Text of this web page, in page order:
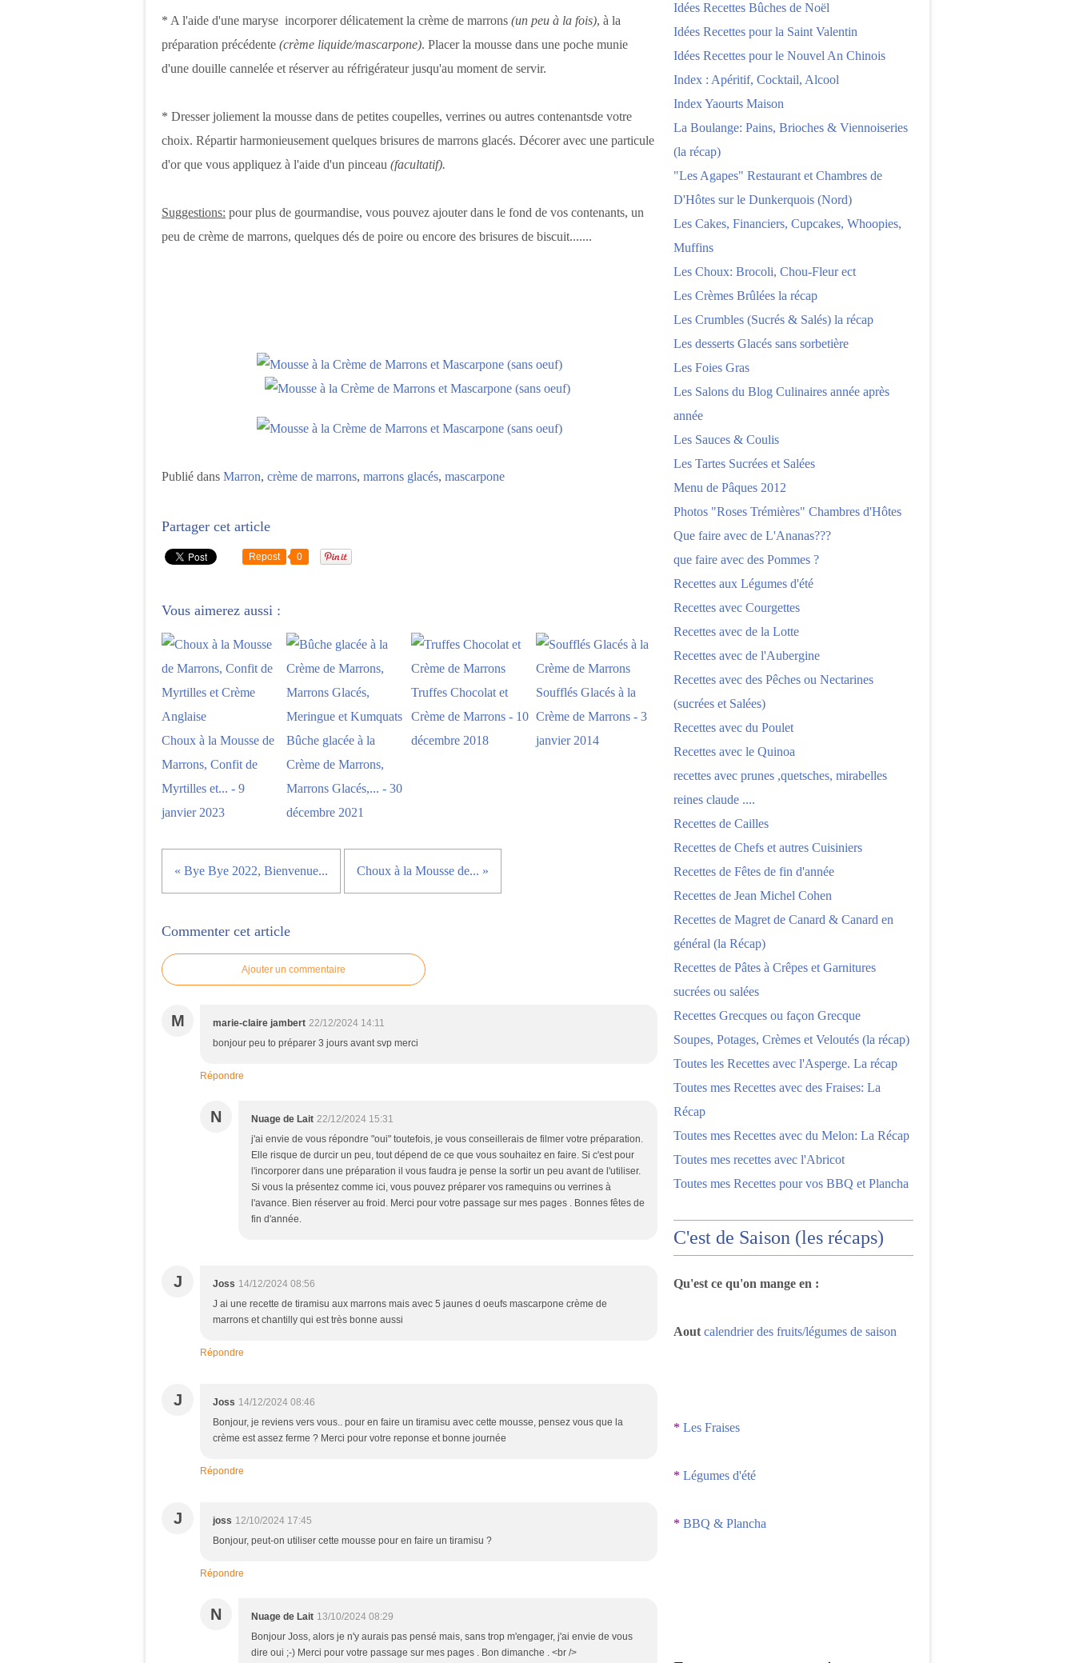
* A l'aide d'une maryse incorporer délicatement la crème de marrons (un peu à la fois), à la
préparation précédente (crème liquide/mascarpone). Placer la mousse dans une poche munie
d'une douille cannelée et réserver au réfrigérateur jusqu'au moment de servir.
* Dresser joliement la mousse dans de petites coupelles, verrines ou autres contenantsde votre
choix. Répartir harmonieusement quelques brisures de marrons glacés. Décorer avec une particule
d'or que vous appliquez à l'aide d'un pinceau (facultatif).
Suggestions: pour plus de gourmandise, vous pouvez ajouter dans le fond de vos contenants, un
peu de crème de marrons, quelques dés de poire ou encore des brisures de biscuit.......
Publié dans Marron, crème de marrons, marrons glacés, mascarpone
Partager cet article
Repost 0
Vous aimerez aussi :
Choux à la Mousse de
Marrons, Confit de
Myrtilles et... - 9
janvier 2023
Bûche glacée à la
Crème de Marrons,
Marrons Glacés,... - 30
décembre 2021
Truffes Chocolat et
Crème de Marrons - 10
décembre 2018
Soufflés Glacés à la
Crème de Marrons - 3
janvier 2014
« Bye Bye 2022, Bienvenue... Choux à la Mousse de... »
Commenter cet article
Ajouter un commentaire
M marie-claire jambert 22/12/2024 14:11
bonjour peu to préparer 3 jours avant svp merci
Répondre
N Nuage de Lait 22/12/2024 15:31
j'ai envie de vous répondre "oui" toutefois, je vous conseillerais de filmer votre préparation.
Elle risque de durcir un peu, tout dépend de ce que vous souhaitez en faire. Si c'est pour
l'incorporer dans une préparation il vous faudra je pense la sortir un peu avant de l'utiliser.
Si vous la présentez comme ici, vous pouvez préparer vos ramequins ou verrines à
l'avance. Bien réserver au froid. Merci pour votre passage sur mes pages . Bonnes fêtes de
fin d'année.
J Joss 14/12/2024 08:56
J ai une recette de tiramisu aux marrons mais avec 5 jaunes d oeufs mascarpone crème de
marrons et chantilly qui est très bonne aussi
Répondre
J Joss 14/12/2024 08:46
Bonjour, je reviens vers vous.. pour en faire un tiramisu avec cette mousse, pensez vous que la
crème est assez ferme ? Merci pour votre reponse et bonne journée
Répondre
J joss 12/10/2024 17:45
Bonjour, peut-on utiliser cette mousse pour en faire un tiramisu ?
Répondre
N Nuage de Lait 13/10/2024 08:29
Bonjour Joss, alors je n'y aurais pas pensé mais, sans trop m'engager, j'ai envie de vous
dire oui ;-) Merci pour votre passage sur mes pages . Bon dimanche . <br />
Idées Recettes Bûches de Noël
Idées Recettes pour la Saint Valentin
Idées Recettes pour le Nouvel An Chinois
Index : Apéritif, Cocktail, Alcool
Index Yaourts Maison
La Boulange: Pains, Brioches & Viennoiseries
(la récap)
"Les Agapes" Restaurant et Chambres de
D'Hôtes sur le Dunkerquois (Nord)
Les Cakes, Financiers, Cupcakes, Whoopies,
Muffins
Les Choux: Brocoli, Chou-Fleur ect
Les Crèmes Brûlées la récap
Les Crumbles (Sucrés & Salés) la récap
Les desserts Glacés sans sorbetière
Les Foies Gras
Les Salons du Blog Culinaires année après
année
Les Sauces & Coulis
Les Tartes Sucrées et Salées
Menu de Pâques 2012
Photos "Roses Trémières" Chambres d'Hôtes
Que faire avec de L'Ananas???
que faire avec des Pommes ?
Recettes aux Légumes d'été
Recettes avec Courgettes
Recettes avec de la Lotte
Recettes avec de l'Aubergine
Recettes avec des Pêches ou Nectarines
(sucrées et Salées)
Recettes avec du Poulet
Recettes avec le Quinoa
recettes avec prunes ,quetsches, mirabelles
reines claude ....
Recettes de Cailles
Recettes de Chefs et autres Cuisiniers
Recettes de Fêtes de fin d'année
Recettes de Jean Michel Cohen
Recettes de Magret de Canard & Canard en
général (la Récap)
Recettes de Pâtes à Crêpes et Garnitures
sucrées ou salées
Recettes Grecques ou façon Grecque
Soupes, Potages, Crèmes et Veloutés (la récap)
Toutes les Recettes avec l'Asperge. La récap
Toutes mes Recettes avec des Fraises: La
Récap
Toutes mes Recettes avec du Melon: La Récap
Toutes mes recettes avec l'Abricot
Toutes mes Recettes pour vos BBQ et Plancha
C'est de Saison (les récaps)
Qu'est ce qu'on mange en :
Aout calendrier des fruits/légumes de saison
* Les Fraises
* Légumes d'été
* BBQ & Plancha